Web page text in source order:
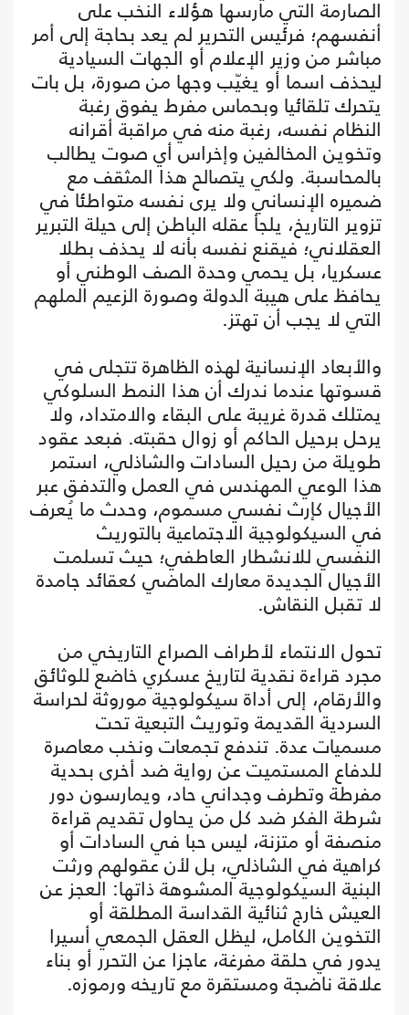
الصارمة التي مارسها هؤلاء النخب على
أنفسهم؛ فرئيس التحرير لم يعد بحاجة إلى أمر
مباشر من وزير الإعلام أو الجهات السيادية
ليحذف اسما أو يغيّب وجها من صورة، بل بات
يتحرك تلقائيا وبحماس مفرط يفوق رغبة
النظام نفسه، رغبة منه في مراقبة أقرانه
وتخوين المخالفين وإخراس أي صوت يطالب
بالمحاسبة. ولكي يتصالح هذا المثقف مع
ضميره الإنساني ولا يرى نفسه متواطئا في
تزوير التاريخ، يلجأ عقله الباطن إلى حيلة التبرير
العقلاني؛ فيقنع نفسه بأنه لا يحذف بطلا
عسكريا، بل يحمي وحدة الصف الوطني أو
يحافظ على هيبة الدولة وصورة الزعيم الملهم
التي لا يجب أن تهتز.
والأبعاد الإنسانية لهذه الظاهرة تتجلى في
قسوتها عندما ندرك أن هذا النمط السلوكي
يمتلك قدرة غريبة على البقاء والامتداد، ولا
يرحل برحيل الحاكم أو زوال حقبته. فبعد عقود
طويلة من رحيل السادات والشاذلي، استمر
هذا الوعي المهندس في العمل والتدفق عبر
الأجيال كإرث نفسي مسموم، وحدث ما يُعرف
في السيكولوجية الاجتماعية بالتوريث
النفسي للانشطار العاطفي؛ حيث تسلمت
الأجيال الجديدة معارك الماضي كعقائد جامدة
لا تقبل النقاش.
تحول الانتماء لأطراف الصراع التاريخي من
مجرد قراءة نقدية لتاريخ عسكري خاضع للوثائق
والأرقام، إلى أداة سيكولوجية موروثة لحراسة
السردية القديمة وتوريث التبعية تحت
مسميات عدة. تندفع تجمعات ونخب معاصرة
للدفاع المستميت عن رواية ضد أخرى بحدية
مفرطة وتطرف وجداني حاد، ويمارسون دور
شرطة الفكر ضد كل من يحاول تقديم قراءة
منصفة أو متزنة، ليس حبا في السادات أو
كراهية في الشاذلي، بل لأن عقولهم ورثت
البنية السيكولوجية المشوهة ذاتها: العجز عن
العيش خارج ثنائية القداسة المطلقة أو
التخوين الكامل، ليظل العقل الجمعي أسيرا
يدور في حلقة مفرغة، عاجزا عن التحرر أو بناء
علاقة ناضجة ومستقرة مع تاريخه ورموزه.